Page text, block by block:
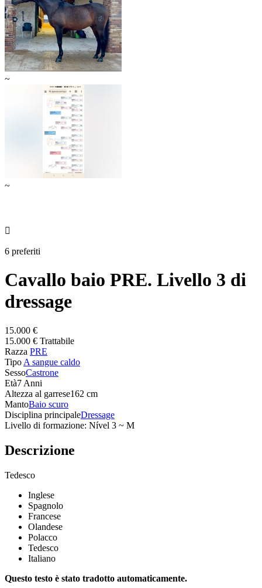
~
~

6 preferiti
Cavallo baio PRE. Livello 3 di
dressage
15.000 €
15.000 € Trattabile
Razza PRE
Tipo A sangue caldo
SessoCastrone
Età7 Anni
Altezza al garrese162 cm
MantoBaio scuro
Disciplina principaleDressage
Livello di formazione: Nível 3 ~ M
Descrizione
Tedesco
Inglese
Spagnolo
Francese
Olandese
Polacco
Tedesco
Italiano
Questo testo è stato tradotto automaticamente.